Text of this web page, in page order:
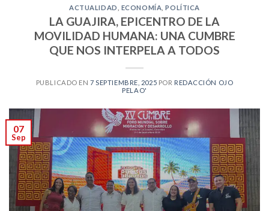
ACTUALIDAD ECONOMÍA ,POLÍTICA
LA GUAJIRA, EPICENTRO DE LA
MOVILIDAD HUMANA: UNA CUMBRE
QUE NOS INTERPELA A TODOS
PUBLICADO EN7 SEPTIEMBRE, 2025 POR REDACCIÓN OJO
PELAO'
07
Sep